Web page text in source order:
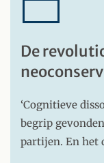
De
‘Cognitieve
begrip
partijen. En het